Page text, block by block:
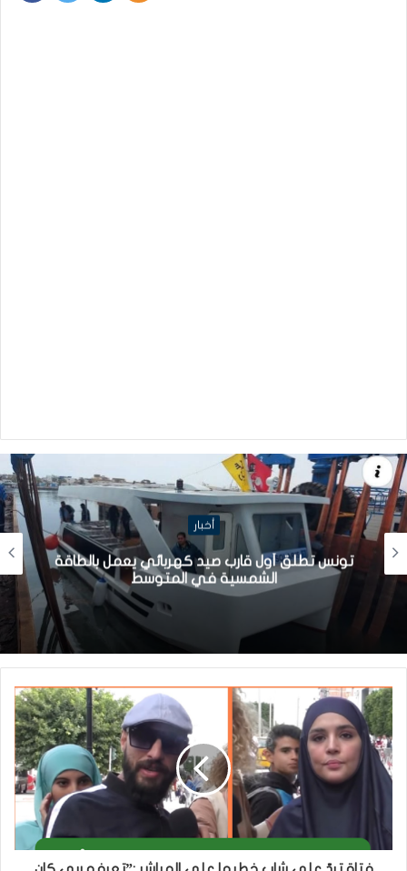
أخبار
تونس تطلق أول قارب صيد كهربائي يعمل بالطاقة
الشمسية في المتوسط